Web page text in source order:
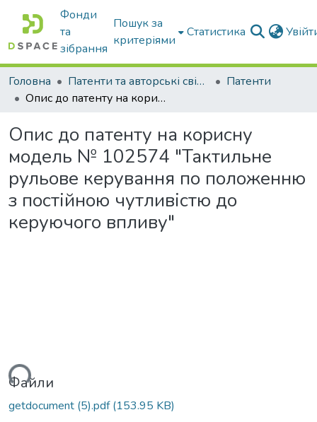
Фонди
та
зібрання
Пошук за
критеріями
Статистика
Головна Патенти та авторські свідоцтва
Патенти
Опис до патенту на корисну модель № 102574 "Тактильне рульове керування по положенню з постійною чутливістю до керуючого впливу"
Опис до патенту на корисну
модель № 102574 "Тактильне
рульове керування по положенню
з постійною чутливістю до
керуючого впливу"
Файли
getdocument (5).pdf(153.95 KB)